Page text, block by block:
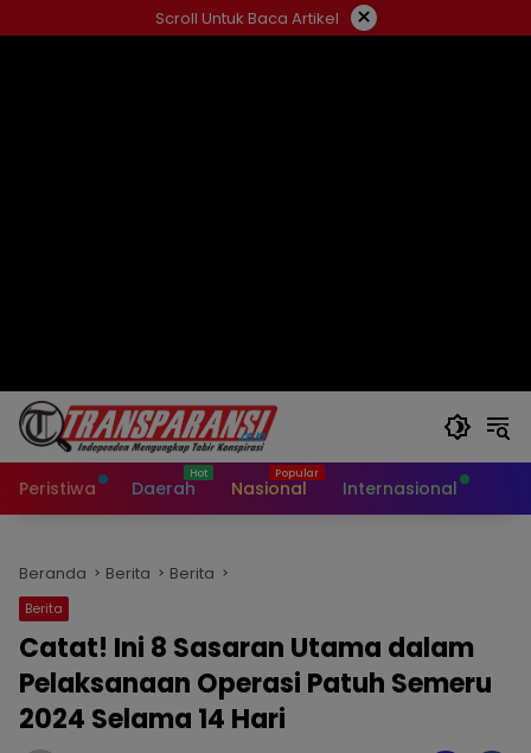
ke
Scroll Untuk Baca Artikel ×
Peristiwa Daerah Nasional Internasional
Beranda Berita Berita
Berita
Catat! Ini 8 Sasaran Utama dalam
Pelaksanaan Operasi Patuh Semeru
2024 Selama 14 Hari